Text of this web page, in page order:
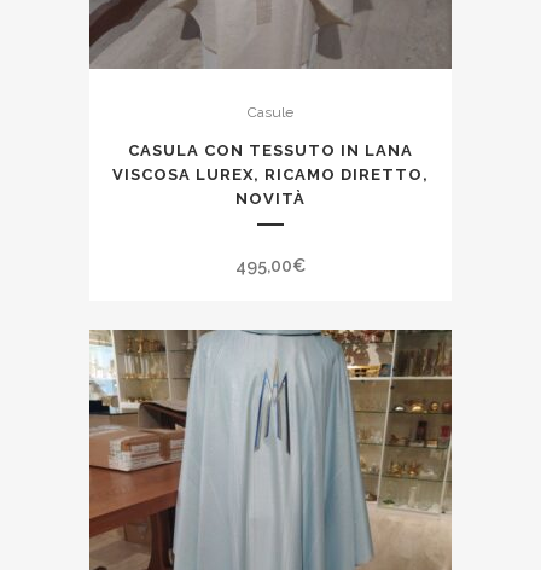
Casule
CASULA CON TESSUTO IN LANA
VISCOSA LUREX, RICAMO DIRETTO,
NOVITÀ
495,00€